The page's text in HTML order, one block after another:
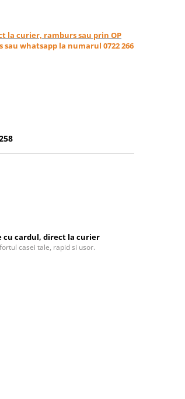
la curier, ramburs sau prin OP
whatsapp la numarul 0722 266
cu cardul, direct la curier
casei tale, rapid si usor.